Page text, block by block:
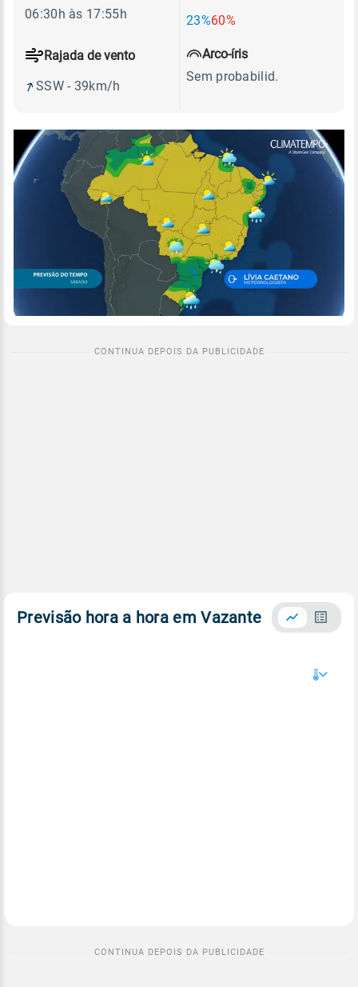
23%60%
Rajada de vento
SSW - 39km/h
06:30h às 17:55h
Arco-íris
Sem probabilid.
Previsão hora a hora em Vazante